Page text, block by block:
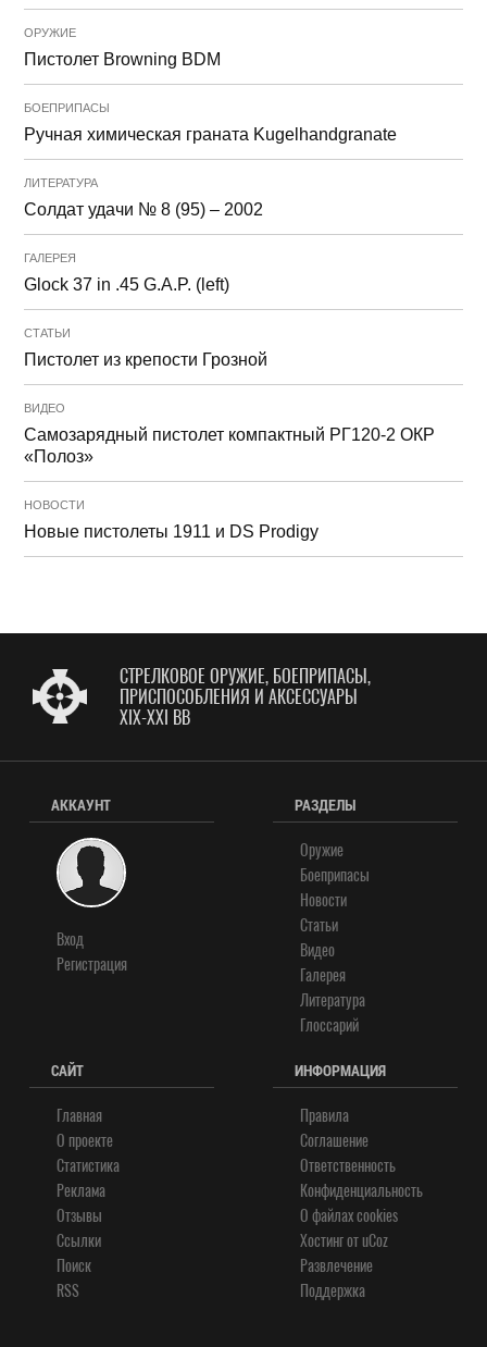
ОРУЖИЕ
Пистолет Browning BDM
БОЕПРИПАСЫ
Ручная химическая граната Kugelhandgranate
ЛИТЕРАТУРА
Солдат удачи № 8 (95) – 2002
ГАЛЕРЕЯ
Glock 37 in .45 G.A.P. (left)
СТАТЬИ
Пистолет из крепости Грозной
ВИДЕО
Самозарядный пистолет компактный РГ120-2 ОКР
«Полоз»
НОВОСТИ
Новые пистолеты 1911 и DS Prodigy
СТРЕЛКОВОЕ ОРУЖИЕ, БОЕПРИПАСЫ,
ПРИСПОСОБЛЕНИЯ И АКСЕССУАРЫ
XIX-XXI ВВ
АККАУНТ
Вход
Регистрация
РАЗДЕЛЫ
Оружие
Боеприпасы
Новости
Статьи
Видео
Галерея
Литература
Глоссарий
САЙТ
Главная
О проекте
Статистика
Реклама
Отзывы
Ссылки
Поиск
RSS
ИНФОРМАЦИЯ
Правила
Соглашение
Ответственность
Конфиденциальность
О файлах cookies
Хостинг отuCoz
Развлечение
Поддержка